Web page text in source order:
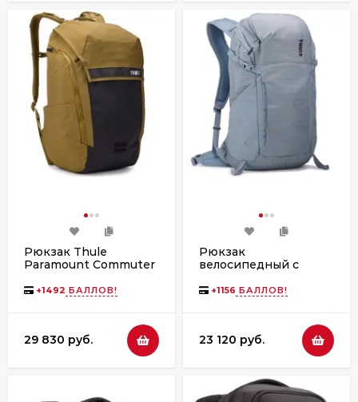
Рюкзак Thule
Paramount Commuter
+1492 БАЛЛОВ!
29 830 руб.
Рюкзак
велосипедный с
AllTrail, 22L, Pond Gray
+1156 БАЛЛОВ!
23 120 руб.